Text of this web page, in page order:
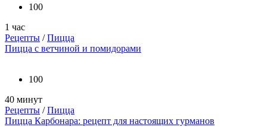
100
1 час
Рецепты /Пицца
Пицца с ветчиной и помидорами
100
40 минут
Рецепты /Пицца
Пицца Карбонара: рецепт для настоящих гурманов